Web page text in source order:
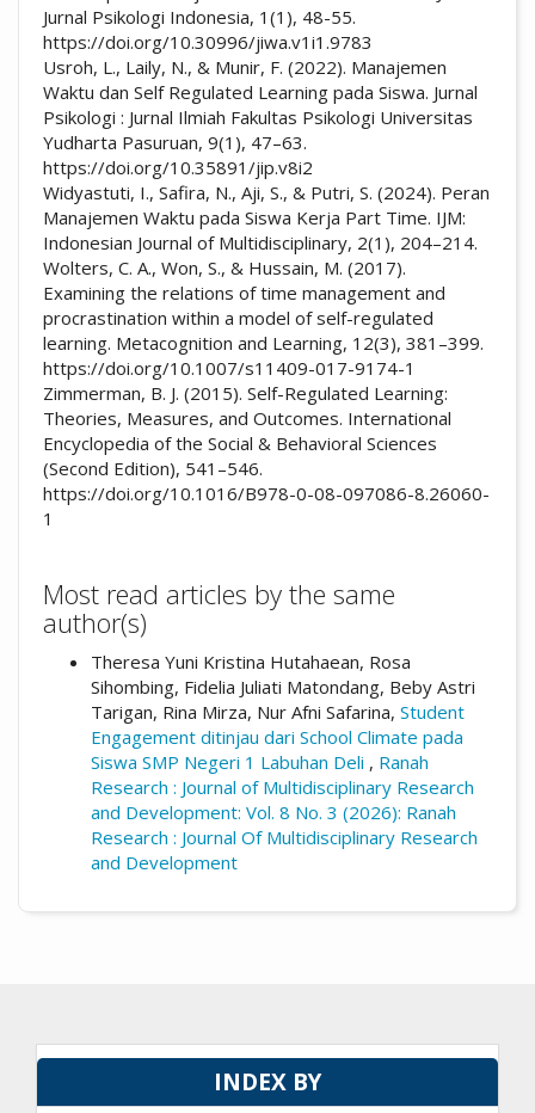
Jurnal Psikologi Indonesia, 1(1), 48-55.
https://doi.org/10.30996/jiwa.v1i1.9783
Usroh, L., Laily, N., & Munir, F. (2022). Manajemen
Waktu dan Self Regulated Learning pada Siswa. Jurnal
Psikologi : Jurnal Ilmiah Fakultas Psikologi Universitas
Yudharta Pasuruan, 9(1), 47–63.
https://doi.org/10.35891/jip.v8i2
Widyastuti, I., Safira, N., Aji, S., & Putri, S. (2024). Peran
Manajemen Waktu pada Siswa Kerja Part Time. IJM:
Indonesian Journal of Multidisciplinary, 2(1), 204–214.
Wolters, C. A., Won, S., & Hussain, M. (2017).
Examining the relations of time management and
procrastination within a model of self-regulated
learning. Metacognition and Learning, 12(3), 381–399.
https://doi.org/10.1007/s11409-017-9174-1
Zimmerman, B. J. (2015). Self-Regulated Learning:
Theories, Measures, and Outcomes. International
Encyclopedia of the Social & Behavioral Sciences
(Second Edition), 541–546.
https://doi.org/10.1016/B978-0-08-097086-8.26060-
1
Most read articles by the same
author(s)
Theresa Yuni Kristina Hutahaean, Rosa
Sihombing, Fidelia Juliati Matondang, Beby Astri
Tarigan, Rina Mirza, Nur Afni Safarina, Student
Engagement ditinjau dari School Climate pada
Siswa SMP Negeri 1 Labuhan Deli , Ranah
Research : Journal of Multidisciplinary Research
and Development: Vol. 8 No. 3 (2026): Ranah
Research : Journal Of Multidisciplinary Research
and Development
INDEX BY